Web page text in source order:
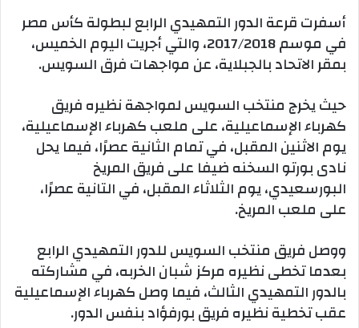
أسفرت قرعة الدور التمهيدي الرابع لبطولة كأس مصر
في موسم 2017/2018، والتي أجريت اليوم الخميس،
بمقر الاتحاد بالجبلاية، عن مواجهات فرق السويس.
حيث يخرج منتخب السويس لمواجهة نظيره فريق
كهرباء الإسماعيلية، على ملعب كهرباء الإسماعيلية،
يوم الاثنين المقبل، في تمام الثانية عصرًا، فيما يحل
نادى بورتو السخنه ضيفا على فريق المريخ
البورسعيدي، يوم الثلاثاء المقبل، في التانية عصرًا،
على ملعب المريخ.
ووصل فريق منتخب السويس للدور التمهيدي الرابع
بعدما تخطى نظيره مركز شبان الخربه، في مشاركته
بالدور التمهيدي الثالث، فيما وصل كهرباء الإسماعيلية
عقب تخطية نظيره فريق بورفؤاد بنفس الدور.